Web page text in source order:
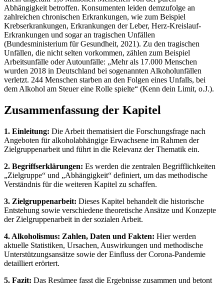
Abhängigkeit betroffen. Konsumenten leiden demzufolge an
zahlreichen chronischen Erkrankungen, wie zum Beispiel
Krebserkrankungen, Erkrankungen der Leber, Herz-Kreislauf-
Erkrankungen und sogar an tragischen Unfällen
(Bundesministerium für Gesundheit, 2021). Zu den tragischen
Unfällen, die nicht selten vorkommen, zählen zum Beispiel
Arbeitsunfälle oder Autounfälle: „Mehr als 17.000 Menschen
wurden 2018 in Deutschland bei sogenannten Alkoholunfällen
verletzt. 244 Menschen starben an den Folgen eines Unfalls, bei
dem Alkohol am Steuer eine Rolle spielte“ (Kenn dein Limit, o.J.).
Zusammenfassung der Kapitel
1. Einleitung: Die Arbeit thematisiert die Forschungsfrage nach
Angeboten für alkoholabhängige Erwachsene im Rahmen der
Zielgruppenarbeit und führt in die Relevanz der Thematik ein.
2. Begriffserklärungen: Es werden die zentralen Begrifflichkeiten
„Zielgruppe“ und „Abhängigkeit“ definiert, um das methodische
Verständnis für die weiteren Kapitel zu schaffen.
3. Zielgruppenarbeit: Dieses Kapitel behandelt die historische
Entstehung sowie verschiedene theoretische Ansätze und Konzepte
der Zielgruppenarbeit in der sozialen Arbeit.
4. Alkoholismus: Zahlen, Daten und Fakten: Hier werden
aktuelle Statistiken, Ursachen, Auswirkungen und methodische
Unterstützungsansätze sowie der Einfluss der Corona-Pandemie
detailliert erörtert.
5. Fazit: Das Resümee fasst die Ergebnisse zusammen und betont